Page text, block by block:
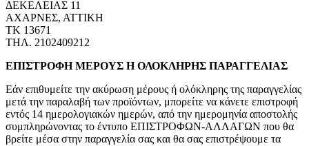
ΔΕΚΕΛΕΙΑΣ 11
ΑΧΑΡΝΕΣ, ΑΤΤΙΚΗ
ΤΚ 13671
ΤΗΛ. 2102409212
ΕΠΙΣΤΡΟΦΗ ΜΕΡΟΥΣ Η ΟΛΟΚΛΗΡΗΣ ΠΑΡΑΓΓΕΛΙΑΣ
Εάν επιθυμείτε την ακύρωση μέρους ή ολόκληρης της παραγγελίας
μετά την παραλαβή των προϊόντων, μπορείτε να κάνετε επιστροφή
εντός 14 ημερολογιακών ημερών, από την ημερομηνία αποστολής
συμπληρώνοντας το έντυπο ΕΠΙΣΤΡΟΦΩΝ-ΑΛΛΑΓΩΝ που θα
βρείτε μέσα στην παραγγελία σας και θα σας επιστρέψουμε τα